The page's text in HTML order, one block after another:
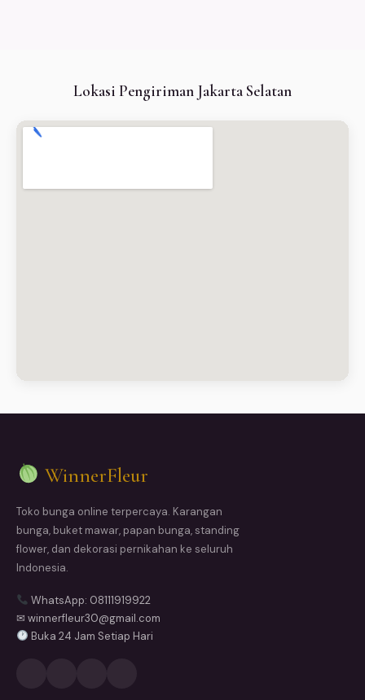
Lokasi Pengiriman Jakarta Selatan
WinnerFleur
Toko bunga online terpercaya. Karangan
bunga, buket mawar, papan bunga, standing
flower, dan dekorasi pernikahan ke seluruh
Indonesia.
WhatsApp: 08111919922
✉ winnerfleur30@gmail.com
Buka 24 Jam Setiap Hari